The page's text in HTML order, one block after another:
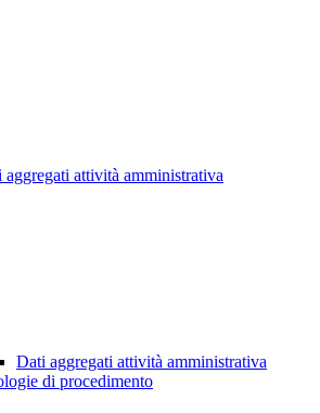
aggregati attività amministrativa
Dati aggregati attività amministrativa
di procedimento